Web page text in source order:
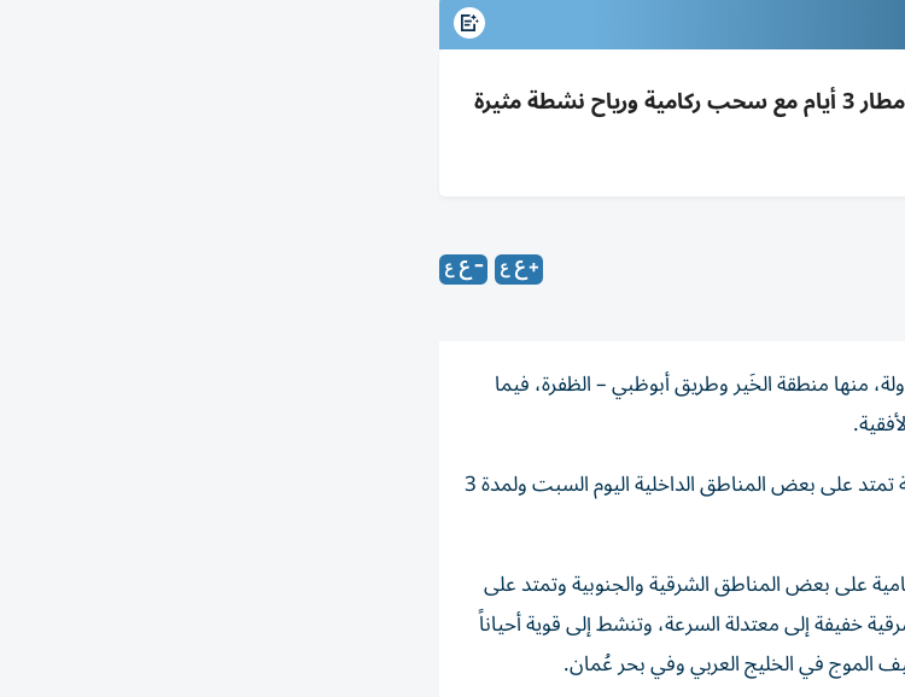
أمطار متوسطة إلى غزيرة وعواصف رملية خفّضت الرؤية، واستمرار الأمطار 3 أيام مع سحب ركامية ورياح نشطة مثيرة
منها منطقة الخَير وطريق أبوظبي – الظفرة، فيما
وتوقع المركز الوطني للأرصاد استمرار الأمطار على بعض المناطق الشرقية والجنوبية تمتد على بعض المناطق الداخلية اليوم السبت ولمدة 3
على بعض المناطق الشرقية والجنوبية وتمتد على
خفيفة إلى معتدلة السرعة، وتنشط إلى قوية أحياناً